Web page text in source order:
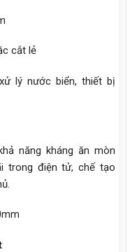
cắt lẻ
lý nước biển, thiết bị
năng kháng ăn mòn
trong điện tử, chế tạo